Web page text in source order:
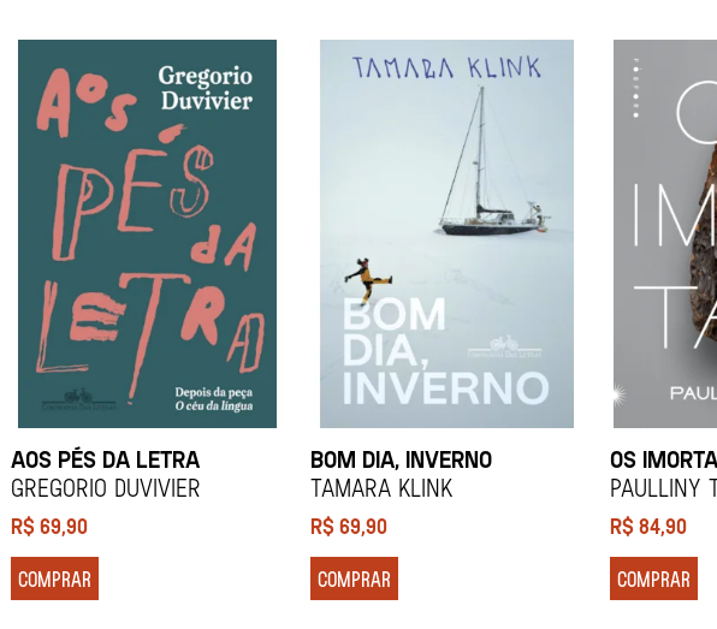
AOS PÉS DA LETRA
Gregorio Duvivier
R$69,90
COMPRAR
BOM DIA, INVERNO
Tamara Klink
R$69,90
COMPRAR
OS
Paulliny
R$84,90
COMPRAR